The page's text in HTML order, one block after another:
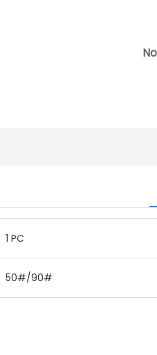
1 PC
50#/90#